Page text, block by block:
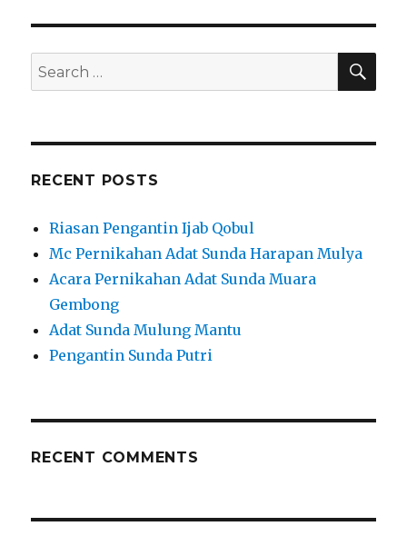
Bekasi
:
Search
for:
RECENT POSTS
Riasan Pengantin Ijab Qobul
Mc Pernikahan Adat Sunda Harapan Mulya
Acara Pernikahan Adat Sunda Muara
Gembong
Adat Sunda Mulung Mantu
Pengantin Sunda Putri
RECENT COMMENTS